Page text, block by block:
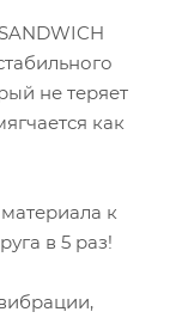
не теряет
как
к
в 5 раз!